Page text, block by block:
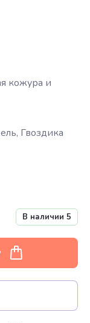
кожура и
Гвоздика
В наличии 5